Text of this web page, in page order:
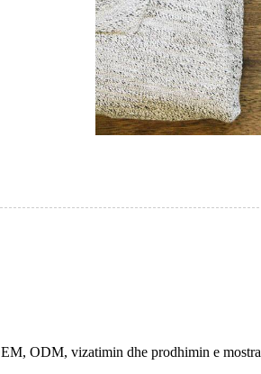
ODM, vizatimin dhe prodhimin e